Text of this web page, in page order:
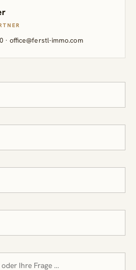
·office@ferstl-immo.com